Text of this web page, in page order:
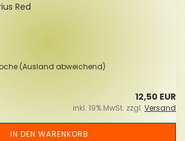
Red
(Ausland abweichend)
12,50 EUR
inkl. 19% MwSt. zzgl. Versand
IN DEN WARENKORB